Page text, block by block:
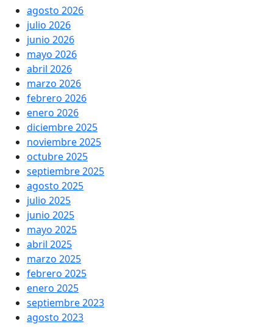
agosto 2026
julio 2026
junio 2026
mayo 2026
abril 2026
marzo 2026
febrero 2026
enero 2026
diciembre 2025
noviembre 2025
octubre 2025
septiembre 2025
agosto 2025
julio 2025
junio 2025
mayo 2025
abril 2025
marzo 2025
febrero 2025
enero 2025
septiembre 2023
agosto 2023